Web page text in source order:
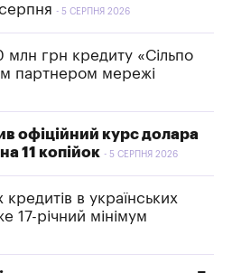
5 СЕРПНЯ 2026
грн кредиту «Сільпо
партнером мережі
офіційний курс долара
11 копійок
5 СЕРПНЯ 2026
в українських
17-річний мінімум